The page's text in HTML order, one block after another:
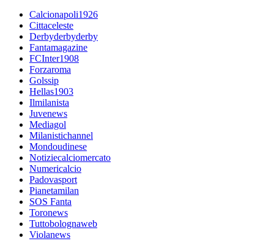
Calcionapoli1926
Cittaceleste
Derbyderbyderby
Fantamagazine
FCInter1908
Forzaroma
Golssip
Hellas1903
Ilmilanista
Juvenews
Mediagol
Milanistichannel
Mondoudinese
Notiziecalciomercato
Numericalcio
Padovasport
Pianetamilan
SOS Fanta
Toronews
Tuttobolognaweb
Violanews